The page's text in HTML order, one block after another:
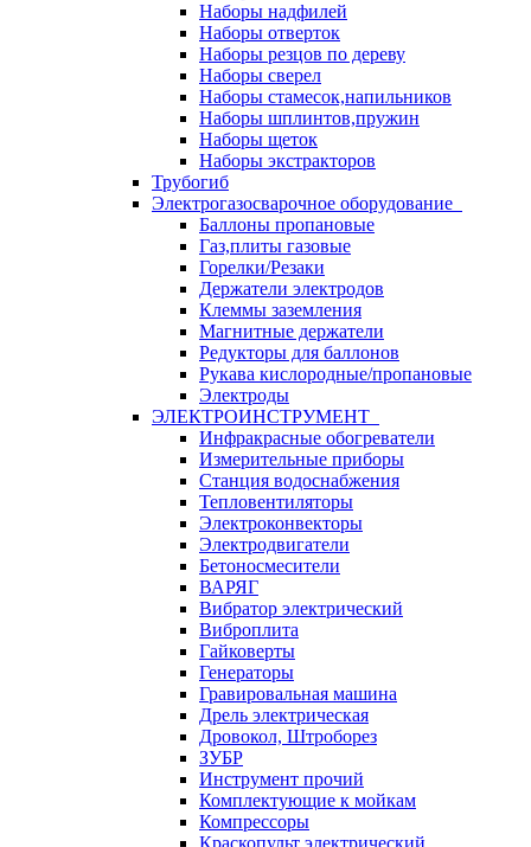
Наборы надфилей
Наборы отверток
Наборы резцов по дереву
Наборы сверел
Наборы стамесок,напильников
Наборы шплинтов,пружин
Наборы щеток
Наборы экстракторов
Трубогиб
Электрогазосварочное оборудование
Баллоны пропановые
Газ,плиты газовые
Горелки/Резаки
Держатели электродов
Клеммы заземления
Магнитные держатели
Редукторы для баллонов
Рукава кислородные/пропановые
Электроды
ЭЛЕКТРОИНСТРУМЕНТ
Инфракрасные обогреватели
Измерительные приборы
Станция водоснабжения
Тепловентиляторы
Электроконвекторы
Электродвигатели
Бетоносмесители
ВАРЯГ
Вибратор электрический
Виброплита
Гайковерты
Генераторы
Гравировальная машина
Дрель электрическая
Дровокол, Штроборез
ЗУБР
Инструмент прочий
Комплектующие к мойкам
Компрессоры
Краскопульт электрический